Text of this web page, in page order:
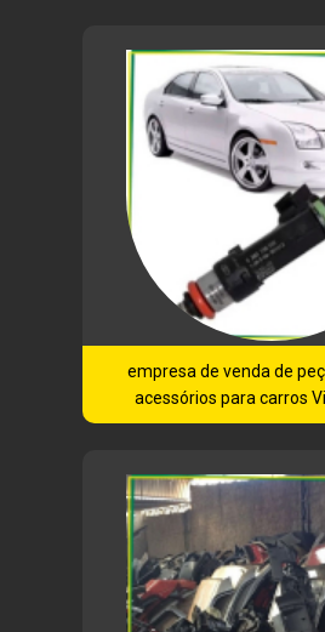
empresa de venda de
acessórios para carros